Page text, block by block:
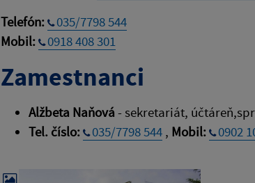
Telefón:
035/7798 544
Mobil:
0918 408 301
Zamestnanci
Alžbeta Naňová - sekretariát,
Tel. číslo:
035/7798 544 , Mobil: 0902